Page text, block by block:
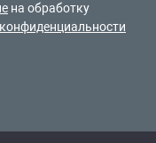
на обработку